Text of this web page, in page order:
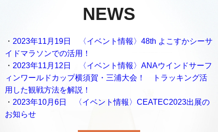
NEWS
・ 2023年11月19日 〈イベント情報〉48th よこすかシーサ
イドマラソンでの活用！
・ 2023年11月12日 〈イベント情報〉ANAウインドサーフ
ィンワールドカップ横須賀・三浦大会！ トラッキング活
用した観戦方法を解説！
・ 2023年10月6日 〈イベント情報〉CEATEC2023出展の
お知らせ